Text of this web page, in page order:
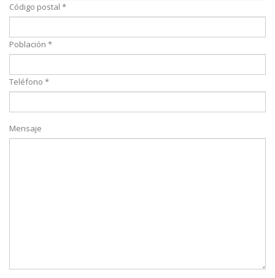
Código postal *
Población *
Teléfono *
Mensaje